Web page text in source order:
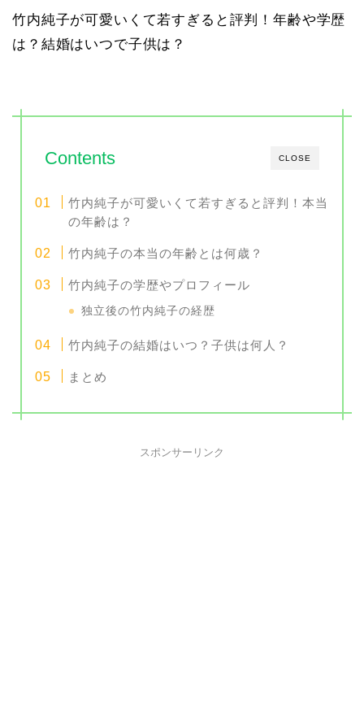
竹内純子が可愛いくて若すぎると評判！年齢や学歴
は？結婚はいつで子供は？
CLOSE
Contents
竹内純子が可愛いくて若すぎると評判！本当
の年齢は？
竹内純子の本当の年齢とは何歳？
竹内純子の学歴やプロフィール
独立後の竹内純子の経歴
竹内純子の結婚はいつ？子供は何人？
まとめ
スポンサーリンク